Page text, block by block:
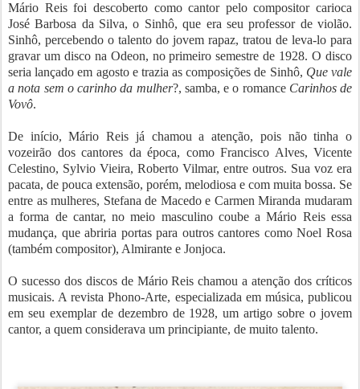
Mário Reis foi descoberto como cantor pelo compositor carioca
José Barbosa da Silva, o Sinhô, que era seu professor de violão.
Sinhô, percebendo o talento do jovem rapaz, tratou de leva-lo para
gravar um disco na Odeon, no primeiro semestre de 1928. O disco
seria lançado em agosto e trazia as composições de Sinhô, Que vale
a nota sem o carinho da mulher?, samba, e o romance Carinhos de
Vovô.
De início, Mário Reis já chamou a atenção, pois não tinha o
vozeirão dos cantores da época, como Francisco Alves, Vicente
Celestino, Sylvio Vieira, Roberto Vilmar, entre outros. Sua voz era
pacata, de pouca extensão, porém, melodiosa e com muita bossa. Se
entre as mulheres, Stefana de Macedo e Carmen Miranda mudaram
a forma de cantar, no meio masculino coube a Mário Reis essa
mudança, que abriria portas para outros cantores como Noel Rosa
(também compositor), Almirante e Jonjoca.
O sucesso dos discos de Mário Reis chamou a atenção dos críticos
musicais. A revista Phono-Arte, especializada em música, publicou
em seu exemplar de dezembro de 1928, um artigo sobre o jovem
cantor, a quem considerava um principiante, de muito talento.